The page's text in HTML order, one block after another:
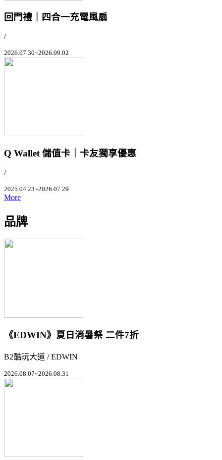
回門禮｜四合一充電風扇
/
2026.07.30~2026.09.02
Q Wallet 儲值卡｜卡友獨享優惠
/
2025.04.23~2026.07.29
More
品牌
《EDWIN》夏日消暑祭 二件7折
B2酷玩大道 / EDWIN
2026.08.07~2026.08.31